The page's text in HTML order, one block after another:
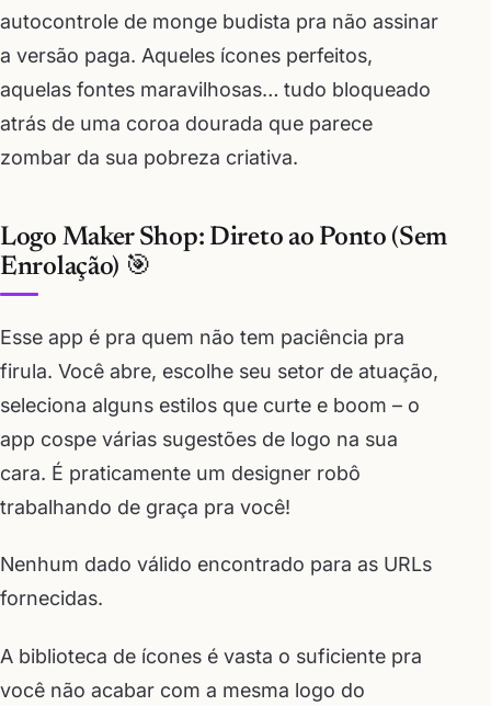
autocontrole de monge budista pra não assinar
a versão paga. Aqueles ícones perfeitos,
aquelas fontes maravilhosas… tudo bloqueado
atrás de uma coroa dourada que parece
zombar da sua pobreza criativa.
Logo Maker Shop: Direto ao Ponto (Sem
Enrolação) 🎯
Esse app é pra quem não tem paciência pra
firula. Você abre, escolhe seu setor de atuação,
seleciona alguns estilos que curte e boom – o
app cospe várias sugestões de logo na sua
cara. É praticamente um designer robô
trabalhando de graça pra você!
Nenhum dado válido encontrado para as URLs
fornecidas.
A biblioteca de ícones é vasta o suficiente pra
você não acabar com a mesma logo do